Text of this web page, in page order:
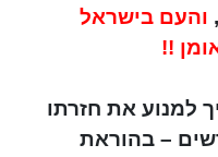
והעם בישראל
!!
למנוע את חזרתו
במשך 3 חודשים – בהוראת